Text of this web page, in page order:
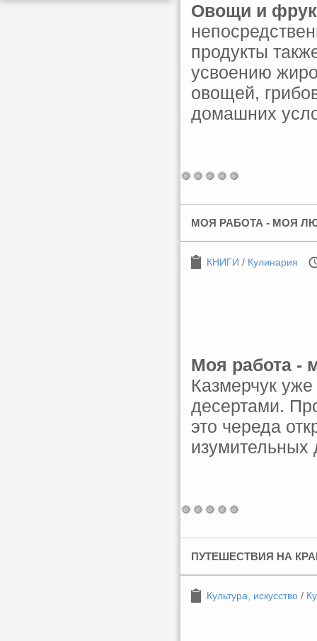
Овощи и
продукты
усвоению
овощей,
домашних
МОЯ РАБОТА - МОЯ
КНИГИ / Кулинария
Моя работа -
Казмерчук
десертами.
это череда
изумительных
ПУТЕШЕСТВИЯ НА
Культура, искусство /